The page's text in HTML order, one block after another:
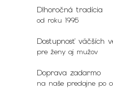
Dlhoročná tradícia
od roku 1995
Dostupnosť väčších
pre ženy aj mužov
Doprava zadarmo
na naše predajne po